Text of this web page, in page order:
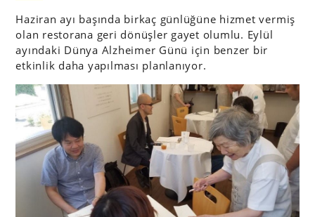
Haziran ayı başında birkaç günlüğüne hizmet vermiş
olan restorana geri dönüşler gayet olumlu. Eylül
ayındaki Dünya Alzheimer Günü için benzer bir
etkinlik daha yapılması planlanıyor.